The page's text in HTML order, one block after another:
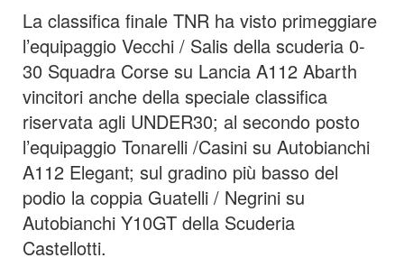
La classifica finale TNR ha visto primeggiare
l’equipaggio Vecchi / Salis della scuderia 0-
30 Squadra Corse su Lancia A112 Abarth
vincitori anche della speciale classifica
riservata agli UNDER30; al secondo posto
l’equipaggio Tonarelli /Casini su Autobianchi
A112 Elegant; sul gradino più basso del
podio la coppia Guatelli / Negrini su
Autobianchi Y10GT della Scuderia
Castellotti.